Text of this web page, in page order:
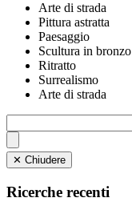
Arte di strada
Pittura astratta
Paesaggio
Scultura in bronzo
Ritratto
Surrealismo
Arte di strada
✕ Chiudere
Ricerche recenti